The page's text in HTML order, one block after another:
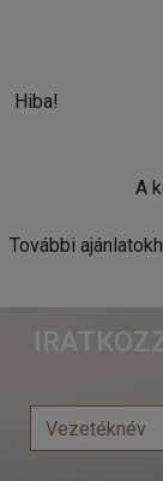
Hiba!
A
További